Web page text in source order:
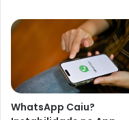
WhatsApp Caiu?